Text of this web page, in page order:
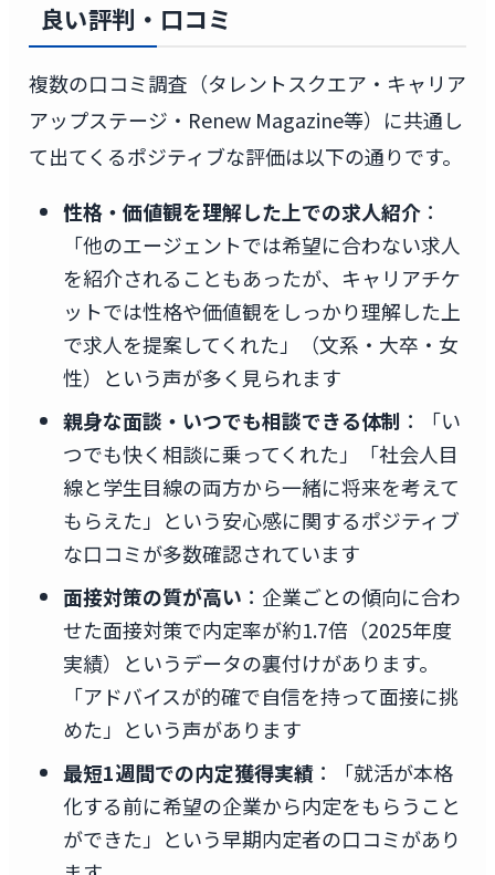
良い評判・口コミ
複数の口コミ調査（タレントスクエア・キャリア
アップステージ・Renew Magazine等）に共通し
て出てくるポジティブな評価は以下の通りです。
性格・価値観を理解した上での求人紹介 ：
「他のエージェントでは希望に合わない求人
を紹介されることもあったが、キャリアチケ
ットでは性格や価値観をしっかり理解した上
で求人を提案してくれた」（文系・大卒・女
性）という声が多く見られます
親身な面談・いつでも相談できる体制 ：「い
つでも快く相談に乗ってくれた」「社会人目
線と学生目線の両方から一緒に将来を考えて
もらえた」という安心感に関するポジティブ
な口コミが多数確認されています
面接対策の質が高い ：企業ごとの傾向に合わ
せた面接対策で内定率が約1.7倍（2025年度
実績）というデータの裏付けがあります。
「アドバイスが的確で自信を持って面接に挑
めた」という声があります
最短1週間での内定獲得実績 ：「就活が本格
化する前に希望の企業から内定をもらうこと
ができた」という早期内定者の口コミがあり